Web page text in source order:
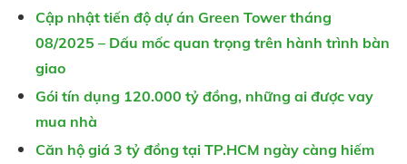
Cập nhật tiến độ dự án Green Tower tháng
08/2025 – Dấu mốc quan trọng trên hành trình bàn
giao
Gói tín dụng 120.000 tỷ đồng, những ai được vay
mua nhà
Căn hộ giá 3 tỷ đồng tại TP.HCM ngày càng hiếm